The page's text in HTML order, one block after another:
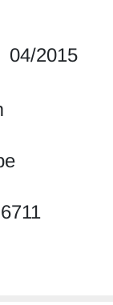
04/2015
6711